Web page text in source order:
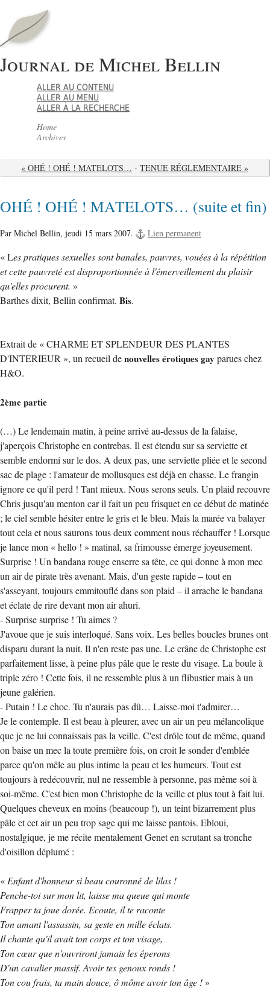
Journal de Michel Bellin
ALLER AU CONTENU
ALLER AU MENU
ALLER À LA RECHERCHE
Home
Archives
« OHÉ ! OHÉ ! MATELOTS… - TENUE RÉGLEMENTAIRE »
OHÉ ! OHÉ ! MATELOTS… (suite et fin)
Par Michel Bellin, jeudi 15 mars 2007. Lien permanent
« Les pratiques sexuelles sont banales, pauvres, vouées à la répétition
et cette pauvreté est disproportionnée à l'émerveillement du plaisir
qu'elles procurent. »
Barthes dixit, Bellin confirmat. Bis.
Extrait de « CHARME ET SPLENDEUR DES PLANTES
D'INTERIEUR », un recueil denouvelles érotiques gay parues chez
H&O.
2ème partie
(…) Le lendemain matin, à peine arrivé au-dessus de la falaise,
j'aperçois Christophe en contrebas. Il est étendu sur sa serviette et
semble endormi sur le dos. A deux pas, une serviette pliée et le second
sac de plage : l'amateur de mollusques est déjà en chasse. Le frangin
ignore ce qu'il perd ! Tant mieux. Nous serons seuls. Un plaid recouvre
Chris jusqu'au menton car il fait un peu frisquet en ce début de matinée
; le ciel semble hésiter entre le gris et le bleu. Mais la marée va balayer
tout cela et nous saurons tous deux comment nous réchauffer ! Lorsque
je lance mon « hello ! » matinal, sa frimousse émerge joyeusement.
Surprise ! Un bandana rouge enserre sa tête, ce qui donne à mon mec
un air de pirate très avenant. Mais, d'un geste rapide – tout en
s'asseyant, toujours emmitouflé dans son plaid – il arrache le bandana
et éclate de rire devant mon air ahuri.
- Surprise surprise ! Tu aimes ?
J'avoue que je suis interloqué. Sans voix. Les belles boucles brunes ont
disparu durant la nuit. Il n'en reste pas une. Le crâne de Christophe est
parfaitement lisse, à peine plus pâle que le reste du visage. La boule à
triple zéro ! Cette fois, il ne ressemble plus à un flibustier mais à un
jeune galérien.
- Putain ! Le choc. Tu n'aurais pas dû… Laisse-moi t'admirer…
Je le contemple. Il est beau à pleurer, avec un air un peu mélancolique
que je ne lui connaissais pas la veille. C'est drôle tout de même, quand
on baise un mec la toute première fois, on croit le sonder d'emblée
parce qu'on mêle au plus intime la peau et les humeurs. Tout est
toujours à redécouvrir, nul ne ressemble à personne, pas même soi à
soi-même. C'est bien mon Christophe de la veille et plus tout à fait lui.
Quelques cheveux en moins (beaucoup !), un teint bizarrement plus
pâle et cet air un peu trop sage qui me laisse pantois. Ebloui,
nostalgique, je me récite mentalement Genet en scrutant sa tronche
d'oisillon déplumé :
«Enfant d'honneur si beau couronné de lilas !
Penche-toi sur mon lit, laisse ma queue qui monte
Frapper ta joue dorée. Ecoute, il te raconte
Ton amant l'assassin, sa geste en mille éclats.
Il chante qu'il avait ton corps et ton visage,
Ton cœur que n'ouvriront jamais les éperons
D'un cavalier massif. Avoir tes genoux ronds !
Ton cou frais, ta main douce, ô môme avoir ton âge !»